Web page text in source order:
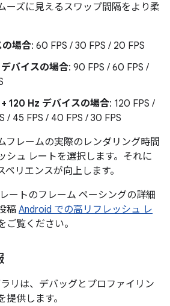
ーズに見えるスワップ間隔をより柔
場合: 60 FPS / 30 FPS / 20 FPS
バイスの場合: 90 FPS / 60 FPS /
120 Hz デバイスの場合: 120 FPS /
/ 45 FPS / 40 FPS / 30 FPS
フレームの実際のレンダリング時間
シュ レートを選択します。それに
リエンスが向上します。
ートのフレーム ペーシングの詳細
稿 Android での高リフレッシュ レ
ご覧ください。
リは、デバッグとプロファイリン
供します。